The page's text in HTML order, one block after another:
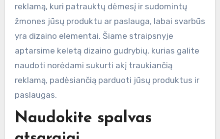
reklamą, kuri patrauktų dėmesį ir sudomintų
žmones jūsų produktu ar paslauga, labai svarbūs
yra dizaino elementai. Šiame straipsnyje
aptarsime keletą dizaino gudrybių, kurias galite
naudoti norėdami sukurti akį traukiančią
reklamą, padėsiančią parduoti jūsų produktus ir
paslaugas.
Naudokite spalvas